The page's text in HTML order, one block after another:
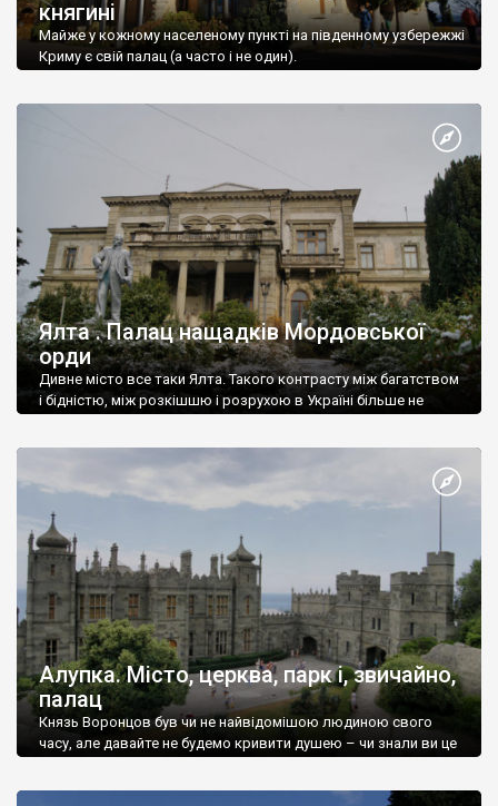
княгині
Майже у кожному населеному пункті на південному узбережжі
Криму є свій палац (а часто і не один).
Ялта . Палац нащадків Мордовської
орди
Дивне місто все таки Ялта. Такого контрасту між багатством
і бідністю, між розкішшю і розрухою в Україні більше не
Алупка. Місто, церква, парк і, звичайно,
палац
Князь Воронцов був чи не найвідомішою людиною свого
часу, але давайте не будемо кривити душею – чи знали ви це